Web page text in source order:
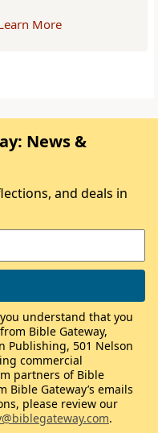
More
News &
and deals in
understand that you
Bible Gateway,
Publishing, 501 Nelson
commercial
partners of Bible
Bible Gateway’s emails
please review our
.